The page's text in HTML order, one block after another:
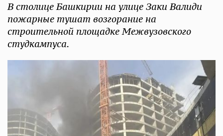
В столице Башкирии на улице Заки Валиди
пожарные тушат возгорание на
строительной площадке Межвузовского
студкампуса.